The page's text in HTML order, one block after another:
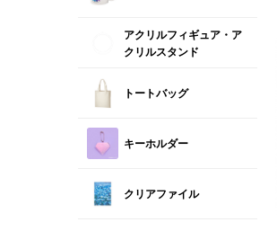
アクリルフィギュア・ア
クリルスタンド
トートバッグ
キーホルダー
クリアファイル